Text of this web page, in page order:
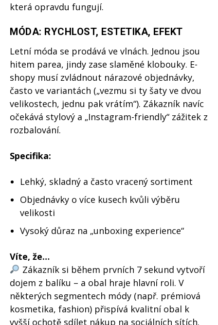
která opravdu fungují.
MÓDA: RYCHLOST, ESTETIKA, EFEKT
Letní móda se prodává ve vlnách. Jednou jsou
hitem parea, jindy zase slaměné klobouky. E-
shopy musí zvládnout nárazové objednávky,
často ve variantách („vezmu si ty šaty ve dvou
velikostech, jednu pak vrátím“). Zákazník navíc
očekává stylový a „Instagram-friendly“ zážitek z
rozbalování.
Specifika:
Lehký, skladný a často vracený sortiment
Objednávky o více kusech kvůli výběru
velikosti
Vysoký důraz na „unboxing experience“
Víte, že…
Zákazník si během prvních 7 sekund vytvoří
dojem z balíku – a obal hraje hlavní roli. V
některých segmentech módy (např. prémiová
kosmetika, fashion) přispívá kvalitní obal k
vyšší ochotě sdílet nákup na sociálních sítích.